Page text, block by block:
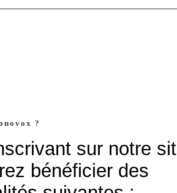
?
sur notre
bénéficier des